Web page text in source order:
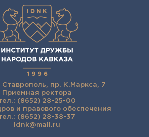
Ставрополь, пр. К.Маркса, 7
Приемная ректора
(8652) 28-25-00
и правового обеспечения
(8652) 28-38-37
idnk@mail.ru